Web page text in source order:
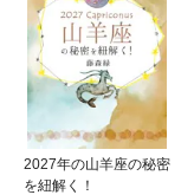
2027年の山羊座の秘密
を紐解く！